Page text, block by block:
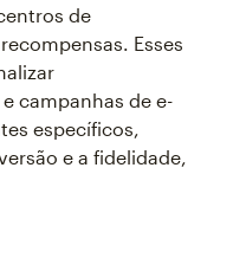
de
Esses
campanhas de e-
específicos,
e a fidelidade,